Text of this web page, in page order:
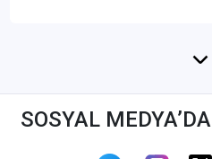
SOSYAL MEDYA’DA